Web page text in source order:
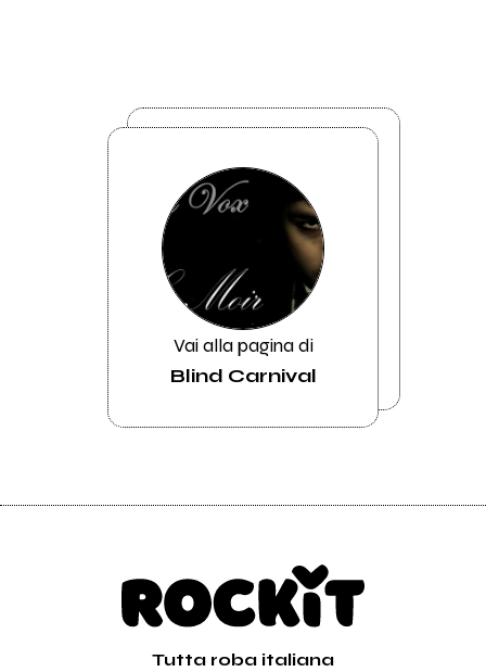
Vai alla pagina di
Blind Carnival
Tutta roba italiana